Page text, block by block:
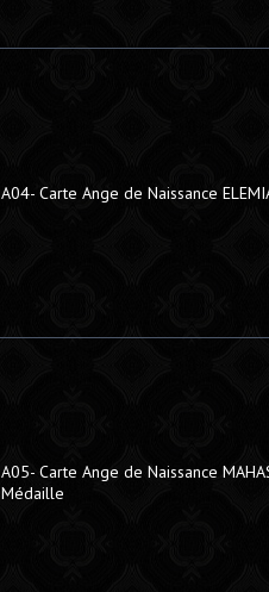
A04- Carte Ange de Naissance
A05- Carte Ange de Naissance
Médaille